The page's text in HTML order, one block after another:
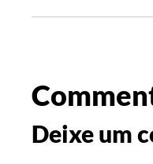
Deixe um